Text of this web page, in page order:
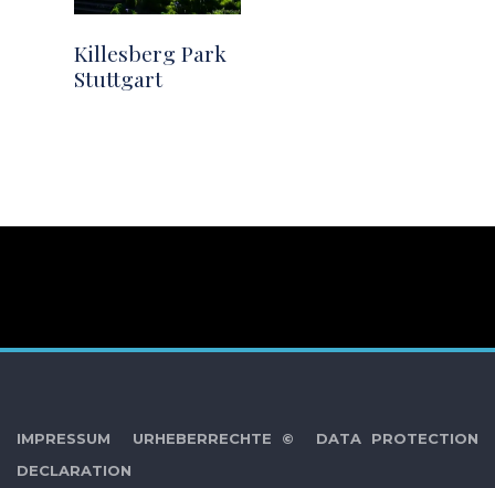
Killesberg Park
Stuttgart
IMPRESSUM URHEBERRECHTE ©
DATA PROTECTION
DECLARATION